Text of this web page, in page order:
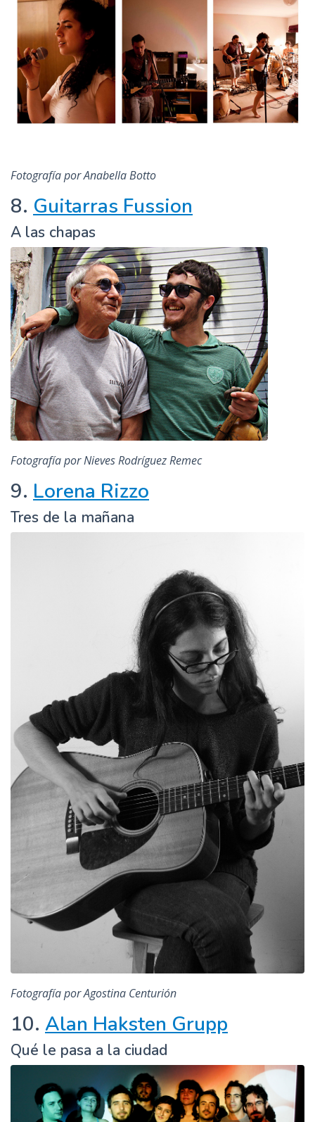
Fotografía por Anabella Botto
8. Guitarras Fussion
A las chapas
Fotografía por Nieves Rodríguez Remec
9. Lorena Rizzo
Tres de la mañana
Fotografía por Agostina Centurión
10. Alan Haksten Grupp
Qué le pasa a la ciudad